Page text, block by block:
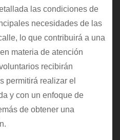
las condiciones de
necesidades de las
lo que contribuirá a una
materia de atención
recibirán
permitirá realizar el
y con un enfoque de
de obtener una